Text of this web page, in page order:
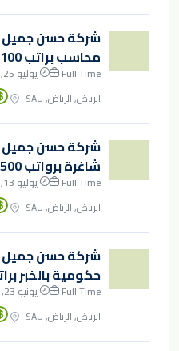
شركة حسن جميل
محاسب براتب 6,100 ريال بالخبر
Full Time
يوليو 25, 2026
الرياض, الرياض, SAU
شاغرة برواتب 7,500 ريال
Full Time
يوليو 13, 2026
الرياض, الرياض, SAU
شركة حسن جميل
حكومية بالخبر براتب 5000
Full Time
يونيو 23, 2026
الرياض, الرياض, SAU